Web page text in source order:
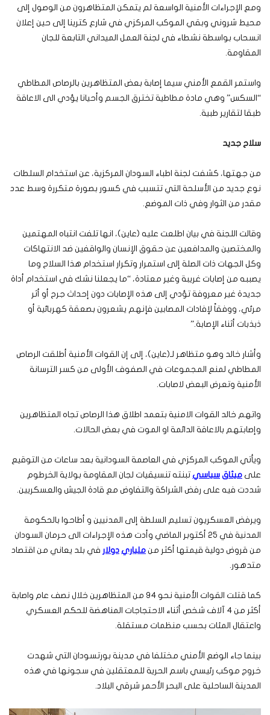
ومع الإجراءات الأمنية الواسعة لم يتمكن المتظاهرون من الوصول إلى
محيط شروني وبقي الموكب المركزي في شارع كترينا إلى حين إعلان
انسحاب بواسطة نشطاء في لجنة العمل الميداني التابعة للجان
المقاومة.
واستمر القمع الأمني سيما إصابة بعض المتظاهرين بالرصاص المطاطي
“السكس” وهي مادة مطاطية تخترق الجسم وأحيانا يؤدي الى الاعاقة
طبقا لتقارير طبية.
سلاح جديد
من جهتها، كشفت لجنة اطباء السودان المركزية، عن استخدام السلطات
نوع جديد من الأسلحة التي تتسبب في كسور بصورة متكررة وسط عدد
مقدر من الثوار وفي ذات الموضع.
وقالت اللجنة في بيان اطلعت عليه (عاين)، انها تلفت انتباه المهتمين
والمختصين والمدافعين عن حقوق الإنسان والواقفين ضد الانتهاكات
وكل الجهات ذات الصلة إلى استمرار وتكرار استخدام هذا السلاح وما
يصببه من إصابات غريبة وغير معتادة، “ما يجعلنا نشك في استخدام أداة
جديدة غير معروفة تؤدي إلى هذه الإصابات دون إحداث جرح أو أثر
مرئي، ووفقاً لإفادات المصابين فإنهم يشعرون بصعقة كهربائية أو
ذبذبات أثناء الإصابة.”
وأشار خالد وهو متظاهر لـ(عاين)، إلى إن القوات الأمنية أطلقت الرصاص
المطاطي لمنع المجموعات في الصفوف الأولى من كسر الترسانة
الأمنية وتعرض البعض لاصابات.
واتهم خالد القوات الامنية بتعمد اطلاق هذا الرصاص تجاه المتظاهرين
وإصابتهم بالاعاقة الدائمة او الموت في بعض الحالات.
ويأتي الموكب المركزي في العاصمة السودانية بعد ساعات من التوقيع
على ميثاق سياسي تبنته تنسيقيات لجان المقاومة بولاية الخرطوم
شددت فيه على رفض الشراكة والتفاوض مع قادة الجيش والعسكريين.
ويرفض العسكريون تسليم السلطة إلى المدنيين و أطاحوا بالحكومة
المدنية في 25 أكتوبر الماضي وأدت هذه الإجراءات الى حرمان السودان
من قروض دولية قيمتها أكثر من ملياري دولار في بلد يعاني من اقتصاد
متدهور.
كما قتلت القوات الأمنية نحو 94 من المتظاهرين خلال نصف عام واصابة
أكثر من 4 آلاف شخص أثناء الاحتجاجات المناهضة للحكم العسكري
واعتقال المئات بحسب منظمات مستقلة.
بينما جاء الوضع الأمني مختلفا في مدينة بورتسودان التي شهدت
خروج موكب رئيسي باسم الحرية للمعتقلين في سجونها في هذه
المدينة الساحلية على البحر الأحمر شرقي البلاد.